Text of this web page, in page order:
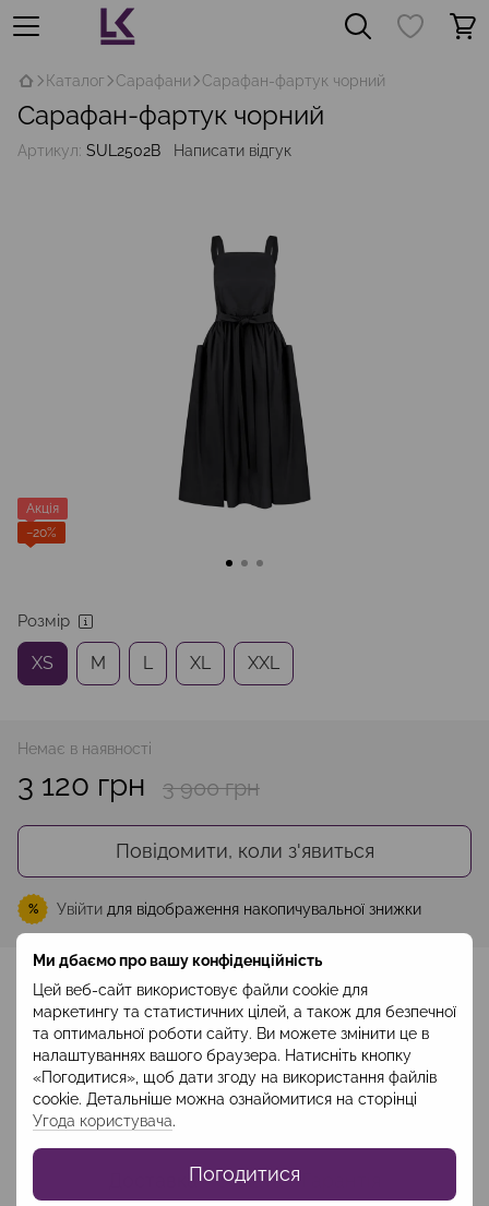
Ми дбаємо про вашу конфіденційність
Цей веб-сайт використовує файли cookie для
маркетингу та статистичних цілей, а також для безпечної
та оптимальної роботи сайту. Ви можете змінити це в
налаштуваннях вашого браузера. Натисніть кнопку
«Погодитися», щоб дати згоду на використання файлів
cookie. Детальніше можна ознайомитися на сторінці
Угода користувача.
Погодитися
Каталог Сарафани Сарафан-фартук чорний
Сарафан-фартук чорний
Артикул: SUL2502B Написати відгук
Акція
−20%
Розмір
XS M L XL XXL
Немає в наявності
3 120 грн 3 900 грн
Повідомити, коли з'явиться
% Увійти для відображення накопичувальної знижки
До обраного
Опис
Склад: бавовна-95%, еластан-5%
Довжина 135 см
Доставка Оплата